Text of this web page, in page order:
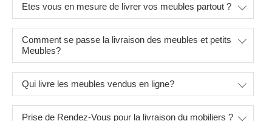
Etes vous en mesure de livrer vos meubles partout ?
Comment se passe la livraison des meubles et petits
Meubles?
Qui livre les meubles vendus en ligne?
Prise de Rendez-Vous pour la livraison du mobiliers ?